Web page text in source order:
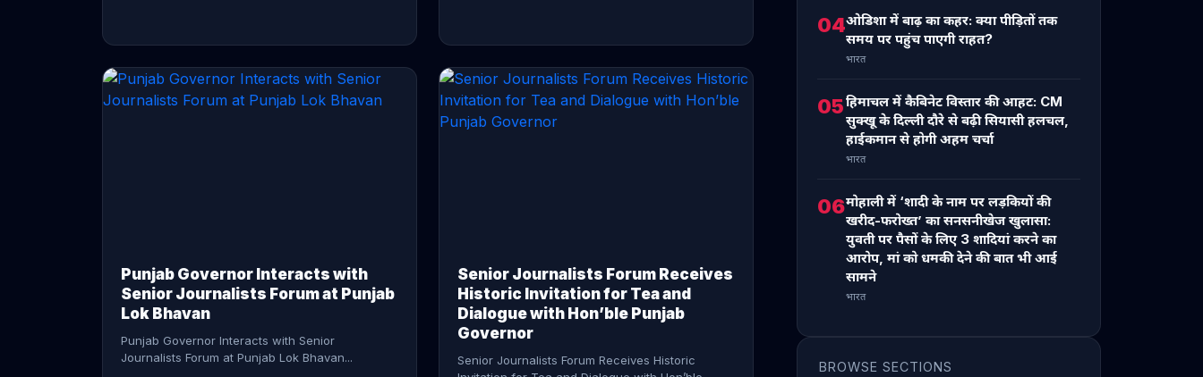
Punjab Governor Interacts with
Senior Journalists Forum at Punjab
Lok Bhavan
Punjab Governor Interacts with Senior
Journalists Forum at Punjab Lok Bhavan...
Senior Journalists Forum Receives
Historic Invitation for Tea and
Dialogue with Hon’ble Punjab
Governor
Senior Journalists Forum Receives Historic
04ओडिशा में बाढ़ का कहर: क्या पीड़ितों तक
समय पर पहुंच पाएगी राहत?
भारत
05हिमाचल में कैबिनेट विस्तार की आहट: CM
सुक्खू के दिल्ली दौरे से बढ़ी सियासी हलचल,
हाईकमान से होगी अहम चर्चा
भारत
06मोहाली में ‘शादी के नाम पर लड़कियों की
खरीद-फरोख्त’ का सनसनीखेज खुलासा:
युवती पर पैसों के लिए 3 शादियां करने का
आरोप, मां को धमकी देने की बात भी आई
सामने
भारत
BROWSE SECTIONS